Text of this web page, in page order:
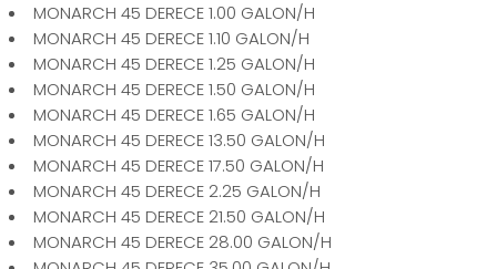
MONARCH 45 DERECE 1.00 GALON/H
MONARCH 45 DERECE 1.10 GALON/H
MONARCH 45 DERECE 1.25 GALON/H
MONARCH 45 DERECE 1.50 GALON/H
MONARCH 45 DERECE 1.65 GALON/H
MONARCH 45 DERECE 13.50 GALON/H
MONARCH 45 DERECE 17.50 GALON/H
MONARCH 45 DERECE 2.25 GALON/H
MONARCH 45 DERECE 21.50 GALON/H
MONARCH 45 DERECE 28.00 GALON/H